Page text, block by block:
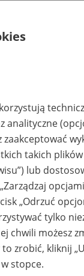
siebie:
wizyty,
analityczne
zaakceptować
takich
lub
„Odrzuć
tylko
chwili możesz
zrobić, kliknij
stopce.